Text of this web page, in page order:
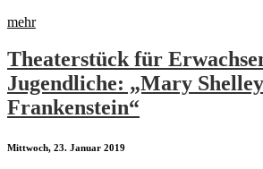
mehr
Theaterstück für
Jugendliche: „Mary
Frankenstein“
Mittwoch, 23. Januar 2019